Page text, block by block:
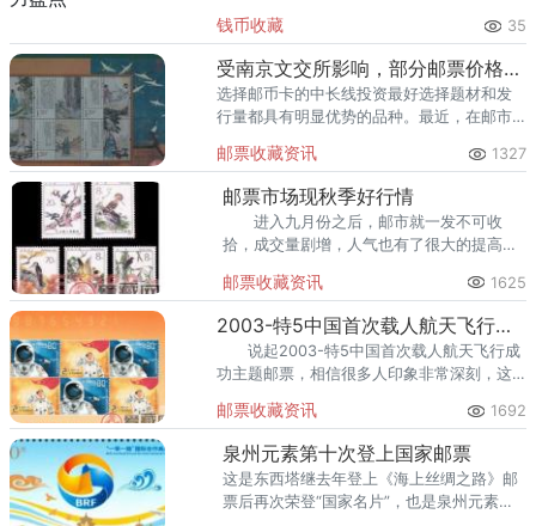
熊猫金币的需求就明显升温，但鱼龙混杂的
回收渠道里，能精准识别版别溢
钱币收藏 35
受南京文交所影响，部分邮票价格回升
选择邮币卡的中长线投资最好选择题材和发
行量都具有明显优势的品种。最近，在邮市
热点，广大邮币卡收藏者可以密切关注。
邮票收藏资讯 1327
邮票市场现秋季好行情
进入九月份之后，邮市就一发不可收
拾，成交量剧增，人气也有了很大的提高，
对广大的收藏爱好者来说，这是一件值得振
奋的事情。
邮票收藏资讯 1625
2003-特5中国首次载人航天飞行成功主体邮票
说起2003-特5中国首次载人航天飞行成
功主题邮票，相信很多人印象非常深刻，这
为30×40毫米。
邮票收藏资讯 1692
泉州元素第十次登上国家邮票
这是东西塔继去年登上《海上丝绸之路》邮
票后再次荣登“国家名片”，也是泉州元素第